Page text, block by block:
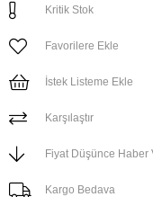
Kritik Stok
Favorilere Ekle
İstek Listeme Ekle
Karşılaştır
Fiyat Düşünce Haber
Kargo Bedava